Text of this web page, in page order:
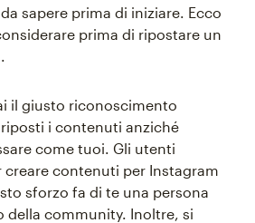
sapere prima di iniziare. Ecco
prima di ripostare un
il giusto riconoscimento
i contenuti anziché
come tuoi. Gli utenti
creare contenuti per Instagram
sforzo fa di te una persona
della community. Inoltre, si